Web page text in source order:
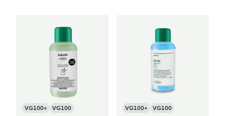
VG100+ VG100 VG100+ VG100